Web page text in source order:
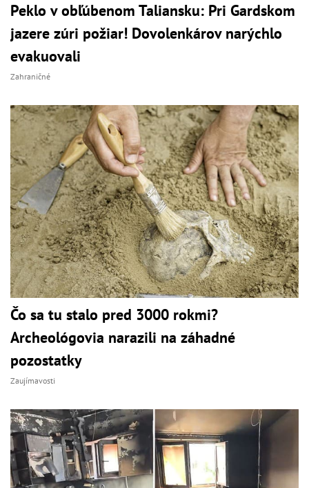
Peklo v obľúbenom Taliansku: Pri Gardskom
jazere zúri požiar! Dovolenkárov narýchlo
evakuovali
Zahraničné
Čo sa tu stalo pred 3000 rokmi?
Archeológovia narazili na záhadné
pozostatky
Zaujímavosti